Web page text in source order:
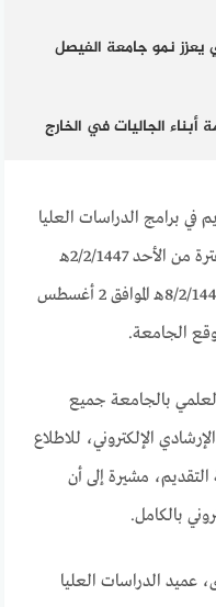
يعزز نمو جامعة الفيصل
الجاليات في الخارج
برامج الدراسات العليا
للعام الجامعي 1447هـ، وذلك خلال الفترة من الأحد 2/2/1447هـ
الموافق 27 يوليو 2025م، وحتى السبت 8/2/1447هـ الموافق 2 أغسطس
بالجامعة جميع
الإلكتروني، للاطلاع
التقديم، مشيرة إلى أن
بالكامل.
عميد الدراسات العليا